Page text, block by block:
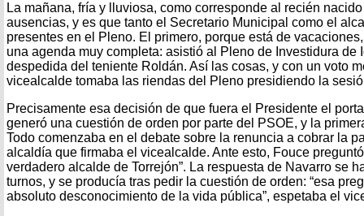
La mañana, fría y lluviosa, como corresponde al recién
ausencias, y es que tanto el Secretario Municipal como el
presentes en el Pleno. El primero, porque está de
una agenda muy completa: asistió al Pleno de Investidura de
despedida del teniente Roldán. Así las cosas, y con un voto
vicealcalde tomaba las riendas del Pleno presidiendo la
Precisamente esa decisión de que fuera el Presidente el
generó una cuestión de orden por parte del PSOE, y la
Todo comenzaba en el debate sobre la renuncia a cobrar la
alcaldía que firmaba el vicealcalde. Ante esto, Fouce
verdadero alcalde de Torrejón”. La respuesta de Navarro se
turnos, y se producía tras pedir la cuestión de orden: “esa
absoluto desconocimiento de la vida pública”, espetaba el